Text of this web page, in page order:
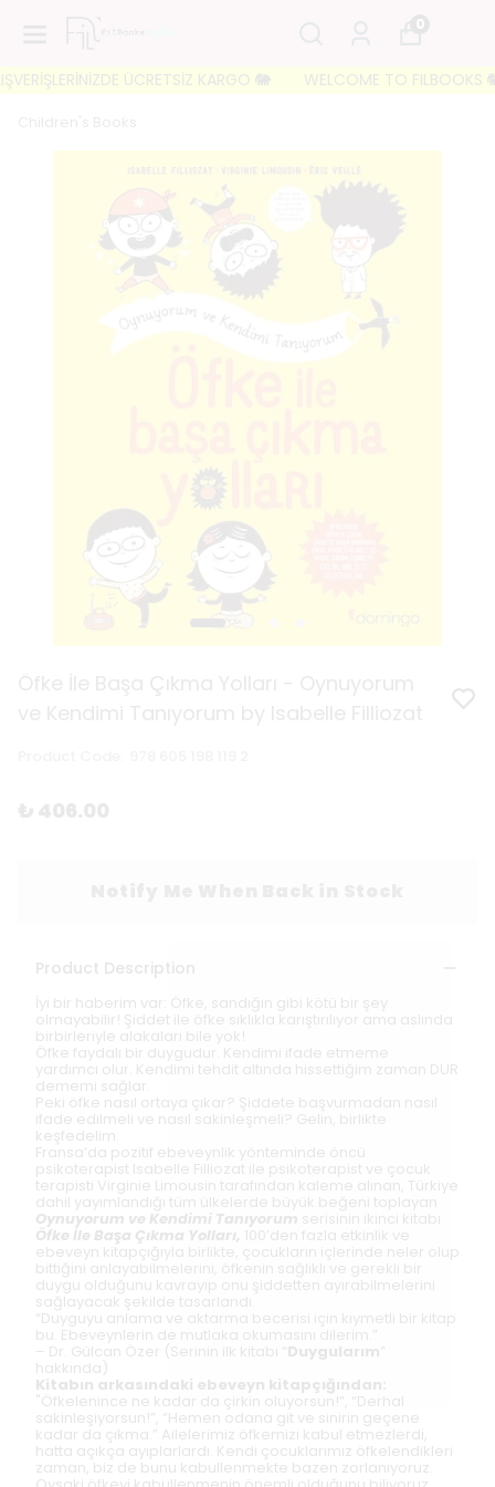
0
ÜCRETSİZ KARGO 🐘 WELCOME TO FILBOOKS 🐘
Product Description
İyi bir haberim var: Öfke, sandığın gibi kötü bir şey
olmayabilir! Şiddet ile öfke sıklıkla karıştırılıyor ama aslında
birbirleriyle alakaları bile yok!
Öfke faydalı bir duygudur. Kendimi ifade etmeme
yardımcı olur. Kendimi tehdit altında hissettiğim zaman DUR
dememi sağlar.
Peki öfke nasıl ortaya çıkar? Şiddete başvurmadan nasıl
ifade edilmeli ve nasıl sakinleşmeli? Gelin, birlikte
keşfedelim.
Fransa’da pozitif ebeveynlik yönteminde öncü
psikoterapist Isabelle Filliozat ile psikoterapist ve çocuk
terapisti Virginie Limousin tarafından kaleme alınan, Türkiye
dahil yayımlandığı tüm ülkelerde büyük beğeni toplayan
Oynuyorum ve Kendimi Tanıyorum serisinin ikinci kitabı
Öfke İle Başa Çıkma Yolları, 100’den fazla etkinlik ve
ebeveyn kitapçığıyla birlikte, çocukların içlerinde neler olup
bittiğini anlayabilmelerini, öfkenin sağlıklı ve gerekli bir
duygu olduğunu kavrayıp onu şiddetten ayırabilmelerini
sağlayacak şekilde tasarlandı.
“Duyguyu anlama ve aktarma becerisi için kıymetli bir kitap
bu. Ebeveynlerin de mutlaka okumasını dilerim.”
– Dr. Gülcan Özer (Serinin ilk kitabı “ Duygularım
hakkında)
Kitabın arkasındaki ebeveyn kitapçığından:
"Öfkelenince ne kadar da çirkin oluyorsun!”, “Derhal
sakinleşiyorsun!”, “Hemen odana git ve sinirin geçene
kadar da çıkma.” Ailelerimiz öfkemizi kabul etmezlerdi,
hatta açıkça ayıplarlardı. Kendi çocuklarımız öfkelendikleri
zaman, biz de bunu kabullenmekte bazen zorlanıyoruz.